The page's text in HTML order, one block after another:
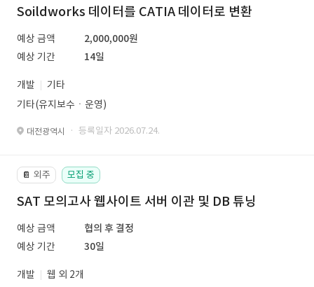
Soildworks 데이터를 CATIA 데이터로 변환
예상 금액
2,000,000원
예상 기간
14일
개발
기타
기타(유지보수ㆍ운영)
대전광역시 · 등록일자 2026.07.24.
📔 외주 모집 중
SAT 모의고사 웹사이트 서버 이관 및 DB 튜닝
예상 금액
협의 후 결정
예상 기간
30일
개발
웹 외 2개